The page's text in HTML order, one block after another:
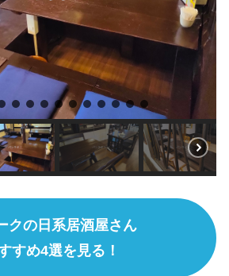
クの日系居酒屋さん
すめ4選を見る！